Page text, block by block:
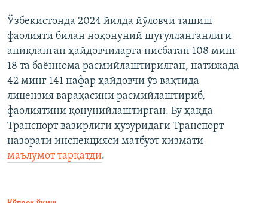
Ўзбекистонда 2024 йилда йўловчи ташиш
фаолияти билан ноқонуний шуғулланганлиги
аниқланган ҳайдовчиларга нисбатан 108 минг
18 та баённома расмийлаштирилган, натижада
42 минг 141 нафар ҳайдовчи ўз вақтида
лицензия варақасини расмийлаштириб,
фаолиятини қонунийлаштирган. Бу ҳақда
Транспорт вазирлиги ҳузуридаги Транспорт
назорати инспекцияси матбуот хизмати
маълумот тарқатди.